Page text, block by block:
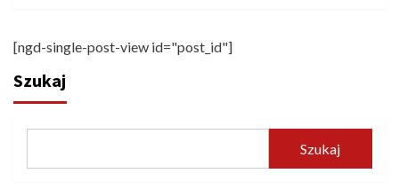
[ngd-single-post-view id="post_id"]
Szukaj
Szukaj